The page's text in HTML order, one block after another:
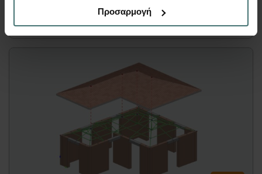
Προσαρμογή Περισσότερα